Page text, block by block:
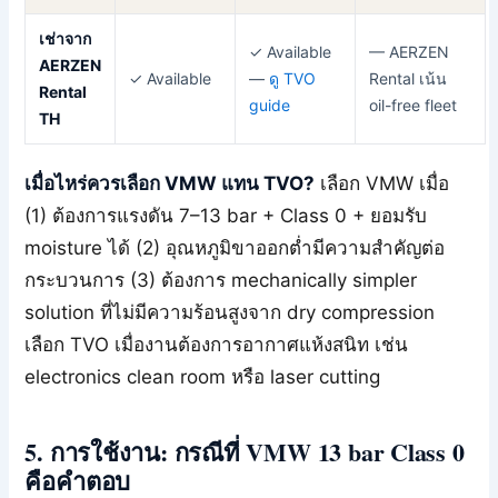
เช่าจาก
AERZEN
Rental
TH
✓ Available
✓ Available
— ดู TVO
guide
— AERZEN
Rental เน้น
oil-free fleet
เมื่อไหร่ควรเลือก VMW แทน TVO? เลือก VMW เมื่อ
(1) ต้องการแรงดัน 7–13 bar + Class 0 + ยอมรับ
moisture ได้ (2) อุณหภูมิขาออกต่ำมีความสำคัญต่อ
กระบวนการ (3) ต้องการ mechanically simpler
solution ที่ไม่มีความร้อนสูงจาก dry compression
เลือก TVO เมื่องานต้องการอากาศแห้งสนิท เช่น
electronics clean room หรือ laser cutting
5. การใช้งาน: กรณีที่ VMW 13 bar Class 0
คือคำตอบ